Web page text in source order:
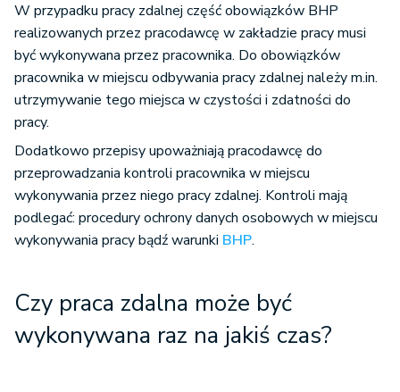
W przypadku pracy zdalnej część obowiązków BHP
realizowanych przez pracodawcę w zakładzie pracy musi
być wykonywana przez pracownika. Do obowiązków
pracownika w miejscu odbywania pracy zdalnej należy m.in.
utrzymywanie tego miejsca w czystości i zdatności do
pracy.
Dodatkowo przepisy upoważniają pracodawcę do
przeprowadzania kontroli pracownika w miejscu
wykonywania przez niego pracy zdalnej. Kontroli mają
podlegać: procedury ochrony danych osobowych w miejscu
wykonywania pracy bądź warunki BHP.
Czy praca zdalna może być
wykonywana raz na jakiś czas?